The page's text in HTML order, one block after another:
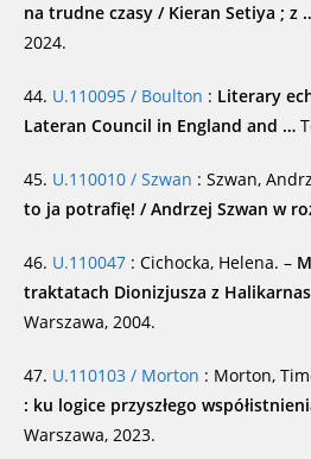
na trudne czasy / Kieran Setiya ; z
2024.
44. U.110095 / Boulton : Literary
Lateran Council in England and …
45. U.110010 / Szwan : Szwan,
to ja potrafię! / Andrzej Szwan w
46. U.110047 : Cichocka, Helena. –
traktatach Dionizjusza z
Warszawa, 2004.
47. U.110103 / Morton : Morton,
: ku logice przyszłego
Warszawa, 2023.